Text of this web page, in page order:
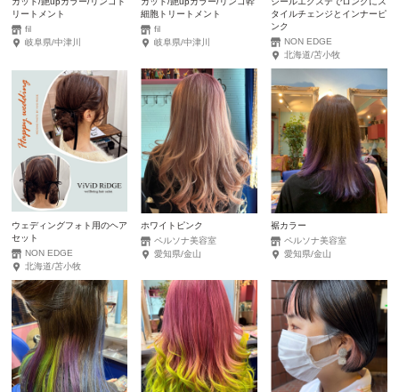
リートメント
fil
岐阜県/中津川
細胞トリートメント
fil
岐阜県/中津川
タイルチェンジとインナーピ
ンク
NON EDGE
北海道/苫小牧
ウェディングフォト用のヘア
セット
NON EDGE
北海道/苫小牧
ホワイトピンク
ペルソナ美容室
愛知県/金山
裾カラー
ペルソナ美容室
愛知県/金山